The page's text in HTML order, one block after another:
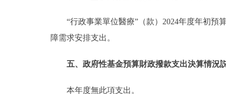
“行政事業單位醫療”（款）2024年度年初預
障需求安排支出。
五、政府性基金預算財政撥款支出決算情況
本年度無此項支出。